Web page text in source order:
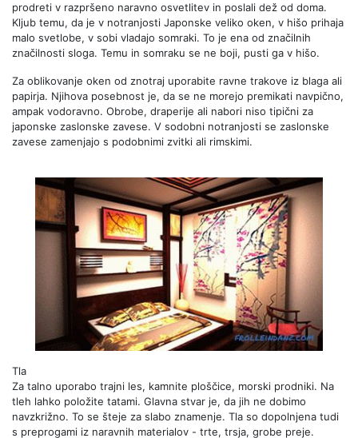
prodreti v razpršeno naravno osvetlitev in poslali dež od doma.
Kljub temu, da je v notranjosti Japonske veliko oken, v hišo prihaja
malo svetlobe, v sobi vladajo somraki. To je ena od značilnih
značilnosti sloga. Temu in somraku se ne boji, pusti ga v hišo.
Za oblikovanje oken od znotraj uporabite ravne trakove iz blaga ali
papirja. Njihova posebnost je, da se ne morejo premikati navpično,
ampak vodoravno. Obrobe, draperije ali nabori niso tipični za
japonske zaslonske zavese. V sodobni notranjosti se zaslonske
zavese zamenjajo s podobnimi zvitki ali rimskimi.
Tla
Za talno uporabo trajni les, kamnite ploščice, morski prodniki. Na
tleh lahko položite tatami. Glavna stvar je, da jih ne dobimo
navzkrižno. To se šteje za slabo znamenje. Tla so dopolnjena tudi
s preprogami iz naravnih materialov - trte, trsja, grobe preje.